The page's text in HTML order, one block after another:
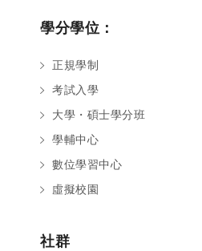
學分學位：
正規學制
考試入學
大學・碩士學分班
學輔中心
數位學習中心
虛擬校園
社群